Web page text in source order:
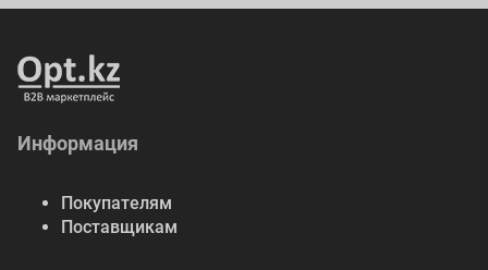
Информация
Покупателям
Поставщикам